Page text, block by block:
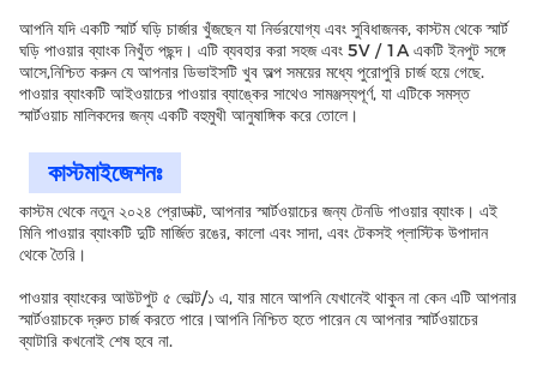
আপনি যদি একটি স্মার্ট ঘড়ি চার্জার খুঁজছেন যা নির্ভরযোগ্য এবং সুবিধাজনক, কাস্টম থেকে স্মার্ট
ঘড়ি পাওয়ার ব্যাংক নিখুঁত পছন্দ। এটি ব্যবহার করা সহজ এবং 5V / 1A একটি ইনপুট সঙ্গে
আসে,নিশ্চিত করুন যে আপনার ডিভাইসটি খুব অল্প সময়ের মধ্যে পুরোপুরি চার্জ হয়ে গেছে.
পাওয়ার ব্যাংকটি আইওয়াচের পাওয়ার ব্যাঙ্কের সাথেও সামঞ্জস্যপূর্ণ, যা এটিকে সমস্ত
স্মার্টওয়াচ মালিকদের জন্য একটি বহুমুখী আনুষাঙ্গিক করে তোলে।
কাস্টমাইজেশনঃ
কাস্টম থেকে নতুন ২০২৪ প্রোডাক্ট, আপনার স্মার্টওয়াচের জন্য টেনডি পাওয়ার ব্যাংক। এই
মিনি পাওয়ার ব্যাংকটি দুটি মার্জিত রঙের, কালো এবং সাদা, এবং টেকসই প্লাস্টিক উপাদান
থেকে তৈরি।
পাওয়ার ব্যাংকের আউটপুট ৫ ভোল্ট/১ এ, যার মানে আপনি যেখানেই থাকুন না কেন এটি আপনার
স্মার্টওয়াচকে দ্রুত চার্জ করতে পারে।আপনি নিশ্চিত হতে পারেন যে আপনার স্মার্টওয়াচের
ব্যাটারি কখনোই শেষ হবে না.